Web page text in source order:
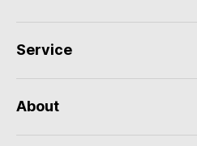
Service
About